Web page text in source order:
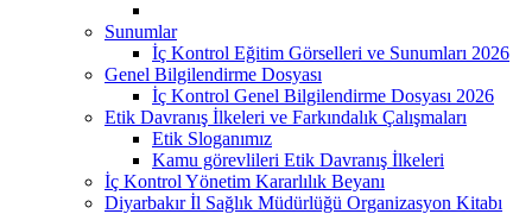
Sunumlar
İç Kontrol Eğitim Görselleri ve Sunumları 2026
Genel Bilgilendirme Dosyası
İç Kontrol Genel Bilgilendirme Dosyası 2026
Etik Davranış İlkeleri ve Farkındalık Çalışmaları
Etik Sloganımız
Kamu görevlileri Etik Davranış İlkeleri
İç Kontrol Yönetim Kararlılık Beyanı
Diyarbakır İl Sağlık Müdürlüğü Organizasyon Kitabı